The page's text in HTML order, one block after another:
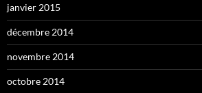
janvier 2015
décembre 2014
novembre 2014
octobre 2014